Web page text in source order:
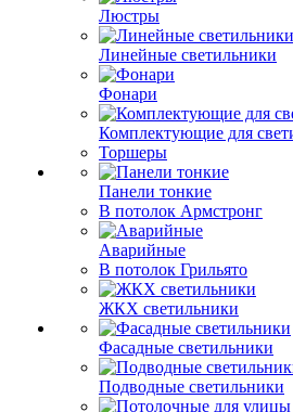
Люстры
Линейные светильники
Фонари
Комплектующие для
Торшеры
Панели тонкие
В потолок Армстронг
Аварийные
В потолок Грильято
ЖКХ светильники
Фасадные светильники
Подводные светильники